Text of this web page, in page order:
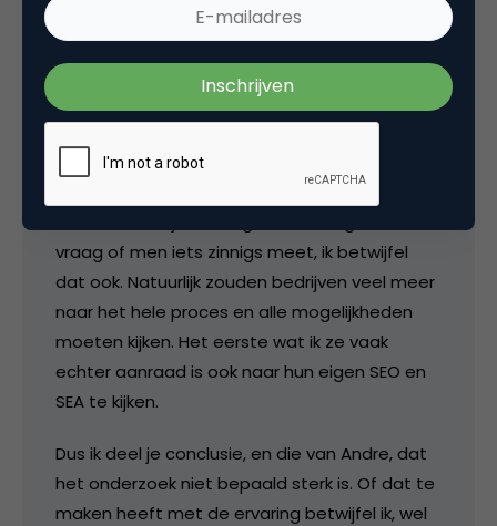
te meten. Daarnaast gaat het om de
inhoud dat je juist zou moeten kijken naar de
functie titel die hij zou moeten hebben in
functie titel die hij heeft.
vraag of men iets zinnigs meet, ik betwijfel
dat ook. Natuurlijk zouden bedrijven veel meer
naar het hele proces en alle mogelijkheden
moeten kijken. Het eerste wat ik ze vaak
echter aanraad is ook naar hun eigen SEO en
SEA te kijken.
Dus ik deel je conclusie, en die van Andre, dat
het onderzoek niet bepaald sterk is. Of dat te
maken heeft met de ervaring betwijfel ik, wel